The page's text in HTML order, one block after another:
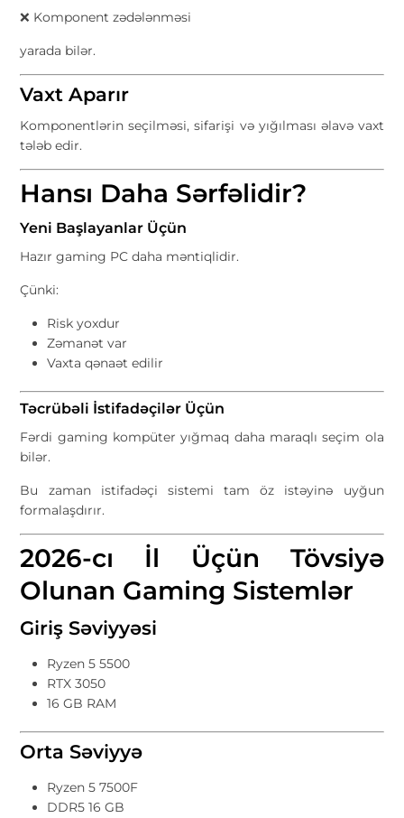
❌ Komponent zədələnməsi
yarada bilər.
Vaxt Aparır
Komponentlərin seçilməsi, sifarişi və yığılması əlavə vaxt
tələb edir.
Hansı Daha Sərfəlidir?
Yeni Başlayanlar Üçün
Hazır gaming PC daha məntiqlidir.
Çünki:
Risk yoxdur
Zəmanət var
Vaxta qənaət edilir
Təcrübəli İstifadəçilər Üçün
Fərdi gaming kompüter yığmaq daha maraqlı seçim ola
bilər.
Bu zaman istifadəçi sistemi tam öz istəyinə uyğun
formalaşdırır.
2026-cı İl Üçün Tövsiyə
Olunan Gaming Sistemlər
Giriş Səviyyəsi
Ryzen 5 5500
RTX 3050
16 GB RAM
Orta Səviyyə
Ryzen 5 7500F
DDR5 16 GB